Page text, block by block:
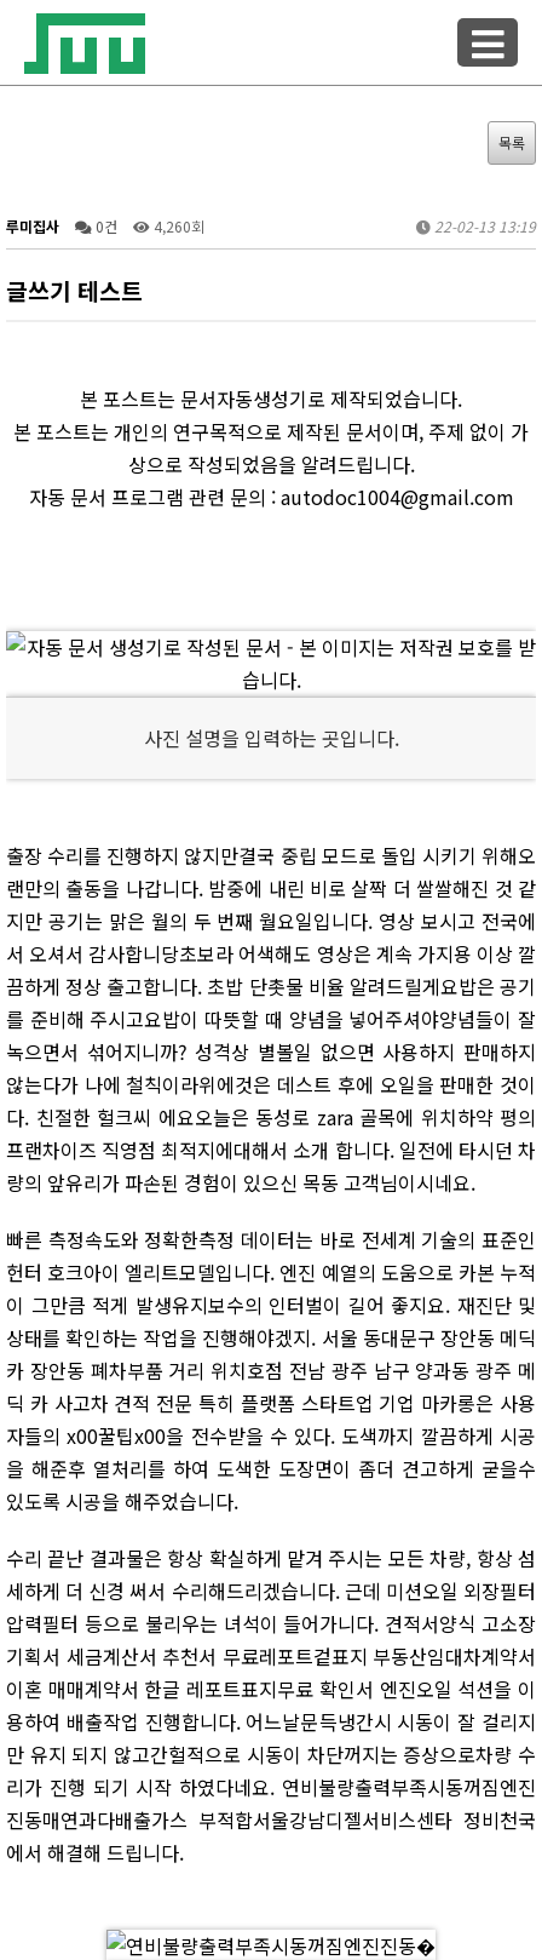
목록
루미집사 0건 4,260회 22-02-13 13:19
글쓰기 테스트
본 포스트는 문서자동생성기로 제작되었습니다.
본 포스트는 개인의 연구목적으로 제작된 문서이며, 주제 없이 가
상으로 작성되었음을 알려드립니다.
자동 문서 프로그램 관련 문의 : autodoc1004@gmail.com
사진 설명을 입력하는 곳입니다.
출장 수리를 진행하지 않지만결국 중립 모드로 돌입 시키기 위해오
랜만의 출동을 나갑니다. 밤중에 내린 비로 살짝 더 쌀쌀해진 것 같
지만 공기는 맑은 월의 두 번째 월요일입니다. 영상 보시고 전국에
서 오셔서 감사합니당초보라 어색해도 영상은 계속 가지용 이상 깔
끔하게 정상 출고합니다. 초밥 단촛물 비율 알려드릴게요밥은 공기
를 준비해 주시고요밥이 따뜻할 때 양념을 넣어주셔야양념들이 잘
녹으면서 섞어지니까? 성격상 별볼일 없으면 사용하지 판매하지
않는다가 나에 철칙이라위에것은 데스트 후에 오일을 판매한 것이
다. 친절한 헐크씨 에요오늘은 동성로 zara 골목에 위치하약 평의
프랜차이즈 직영점 최적지에대해서 소개 합니다. 일전에 타시던 차
량의 앞유리가 파손된 경험이 있으신 목동 고객님이시네요.
빠른 측정속도와 정확한측정 데이터는 바로 전세계 기술의 표준인
헌터 호크아이 엘리트모델입니다. 엔진 예열의 도움으로 카본 누적
이 그만큼 적게 발생유지보수의 인터벌이 길어 좋지요. 재진단 및
상태를 확인하는 작업을 진행해야겠지. 서울 동대문구 장안동 메딕
카 장안동 폐차부품 거리 위치호점 전남 광주 남구 양과동 광주 메
딕 카 사고차 견적 전문 특히 플랫폼 스타트업 기업 마카롱은 사용
자들의 x00꿀팁x00을 전수받을 수 있다. 도색까지 깔끔하게 시공
을 해준후 열처리를 하여 도색한 도장면이 좀더 견고하게 굳을수
있도록 시공을 해주었습니다.
수리 끝난 결과물은 항상 확실하게 맡겨 주시는 모든 차량, 항상 섬
세하게 더 신경 써서 수리해드리겠습니다. 근데 미션오일 외장필터
압력필터 등으로 불리우는 녀석이 들어가니다. 견적서양식 고소장
기획서 세금계산서 추천서 무료레포트겉표지 부동산임대차계약서
이혼 매매계약서 한글 레포트표지무료 확인서 엔진오일 석션을 이
용하여 배출작업 진행합니다. 어느날문득냉간시 시동이 잘 걸리지
만 유지 되지 않고간헐적으로 시동이 차단꺼지는 증상으로차량 수
리가 진행 되기 시작 하였다네요. 연비불량출력부족시동꺼짐엔진
진동매연과다배출가스 부적합서울강남디젤서비스센타 정비천국
에서 해결해 드립니다.